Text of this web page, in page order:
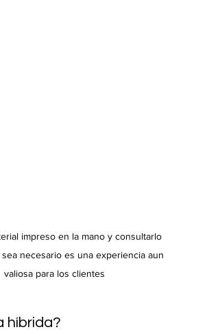
impreso en la mano y consultarlo
necesario es una experiencia aun
valiosa para los clientes
híbrida?